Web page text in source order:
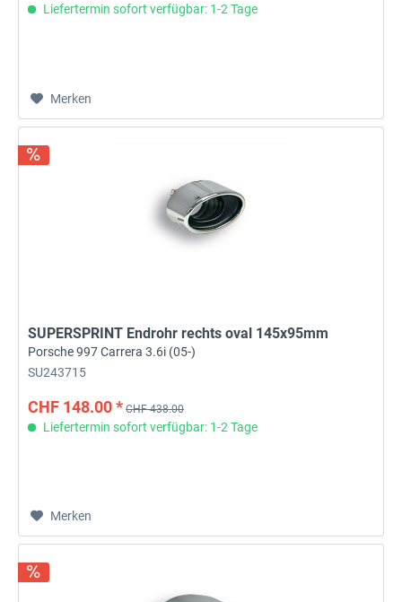
Liefertermin sofort verfügbar: 1-2 Tage
Merken
SUPERSPRINT Endrohr rechts oval 145x95mm
Porsche 997 Carrera 3.6i (05-)
SU243715
CHF 148.00 * CHF 438.00
Liefertermin sofort verfügbar: 1-2 Tage
Merken